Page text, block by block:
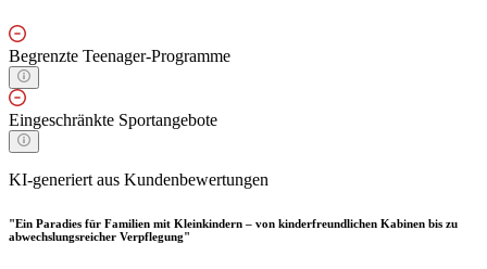
Begrenzte Teenager-Programme
Eingeschränkte Sportangebote
KI-generiert aus Kundenbewertungen
"Ein Paradies für Familien mit Kleinkindern – von kinderfreundlichen Kabinen bis zu
abwechslungsreicher Verpflegung"